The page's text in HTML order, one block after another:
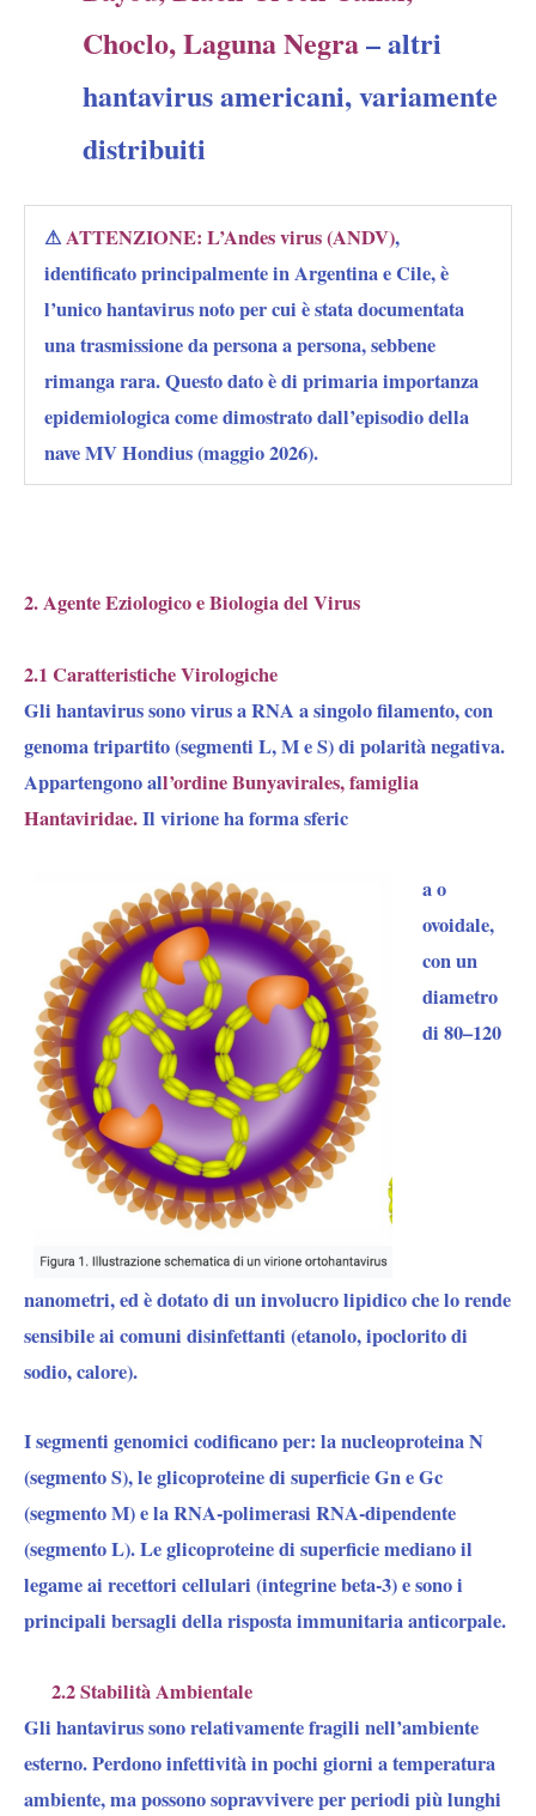
Choclo, Laguna Negra– altri
hantavirus americani, variamente
distribuiti
⚠ATTENZIONE:L’Andes virus (ANDV),
identificato principalmente in Argentina e Cile, è
l’unico hantavirus noto per cui è stata documentata
una trasmissione da persona a persona, sebbene
rimanga rara. Questo dato è di primaria importanza
epidemiologica come dimostrato dall’episodio della
nave MV Hondius (maggio 2026).
2. Agente Eziologico e Biologia del Virus
2.1 Caratteristiche Virologiche
Gli hantavirus sonovirus a RNA a singolo filamento,con
genoma tripartito (segmenti L, M e S) di polarità negativa.
Appartengono all’ordine Bunyavirales, famiglia
Hantaviridae.Il virione ha forma sferic
a o
ovoidale,
con un
diametro
di 80–120
nanometri, ed è dotato di un involucro lipidico che lo rende
sensibile ai comuni disinfettanti (etanolo, ipoclorito di
sodio, calore).
I segmenti genomici codificano per: la nucleoproteina N
(segmento S), le glicoproteine di superficie Gn e Gc
(segmento M) e la RNA-polimerasi RNA-dipendente
(segmento L). Le glicoproteine di superficie mediano il
legame ai recettori cellulari (integrine beta-3) e sono i
principali bersagli della risposta immunitaria anticorpale.
2.2 Stabilità Ambientale
Gli hantavirus sonorelativamente fragili nell’ambiente
esterno. Perdono infettività in pochi giorni a temperatura
ambiente, ma possonosopravvivere per periodi più lunghi